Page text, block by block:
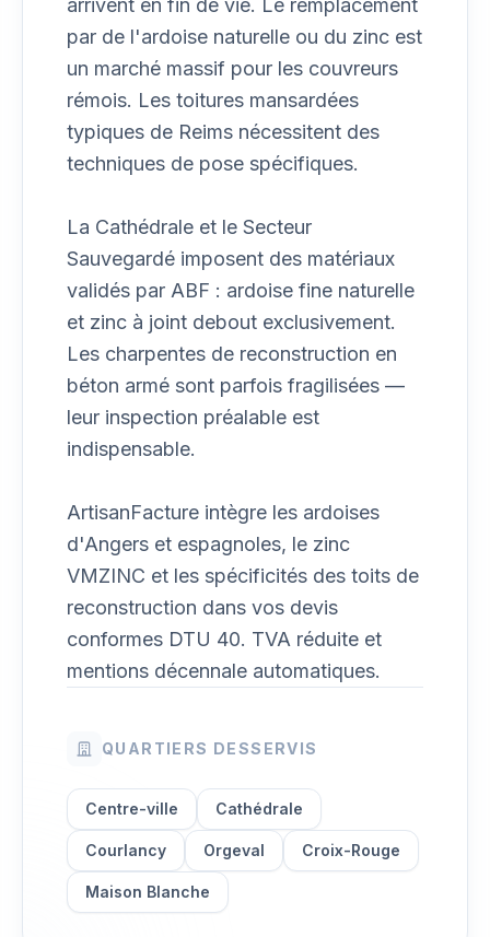
arrivent en fin de vie. Le remplacement
par de l'ardoise naturelle ou du zinc est
un marché massif pour les couvreurs
rémois. Les toitures mansardées
typiques de Reims nécessitent des
techniques de pose spécifiques.
La Cathédrale et le Secteur
Sauvegardé imposent des matériaux
validés par ABF : ardoise fine naturelle
et zinc à joint debout exclusivement.
Les charpentes de reconstruction en
béton armé sont parfois fragilisées —
leur inspection préalable est
indispensable.
ArtisanFacture intègre les ardoises
d'Angers et espagnoles, le zinc
VMZINC et les spécificités des toits de
reconstruction dans vos devis
conformes DTU 40. TVA réduite et
mentions décennale automatiques.
QUARTIERS DESSERVIS
Centre-ville Cathédrale
Courlancy Orgeval Croix-Rouge
Maison Blanche